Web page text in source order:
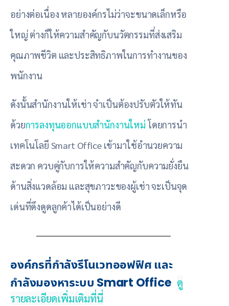
อย่างต่อเนื่อง หลายองค์กรไม่ว่าจะขนาดเล็กหรือ
ใหญ่ ต่างก็ให้ความสำคัญกับนวัตกรรมที่ส่งเสริม
คุณภาพชีวิต และประสิทธิภาพในการทำงานของ
พนักงาน
ดังนั้นสำนักงานให้เช่า จำเป็นต้องปรับตัวให้ทัน
ด้วยการลงทุนออกแบบสำนักงานใหม่ โดยการนำ
เทคโนโลยี Smart Office เข้ามาใช้อำนวยความ
สะดวก ควบคู่กับการให้ความสำคัญกับความยั่งยืน
ด้านสิ่งแวดล้อม และสุขภาวะของผู้เช่า จะเป็นจุด
เด่นที่ดึงดูดลูกค้าได้เป็นอย่างดี
องค์กรที่กำลังรีโนเวทออฟฟิศและ
กำลังมองหาระบบ Smart Office ดู
รายละเอียดเพิ่มเติมที่นี่